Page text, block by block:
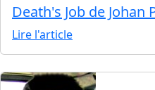
Death's Job de Johan
Lire l'article